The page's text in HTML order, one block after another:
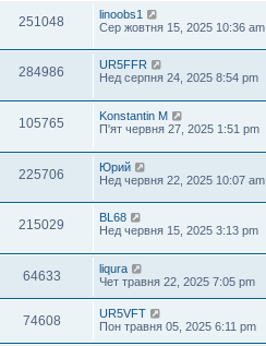
251048
linoobs1
Сер жовтня 15, 2025 10:36 am
284986
UR5FFR
Нед серпня 24, 2025 8:54 pm
105765
Konstantin M
П'ят червня 27, 2025 1:51 pm
225706
Юрий
Нед червня 22, 2025 10:07 am
215029
BL68
Нед червня 15, 2025 3:13 pm
64633
liqura
Чет травня 22, 2025 7:05 pm
74608
UR5VFT
Пон травня 05, 2025 6:11 pm